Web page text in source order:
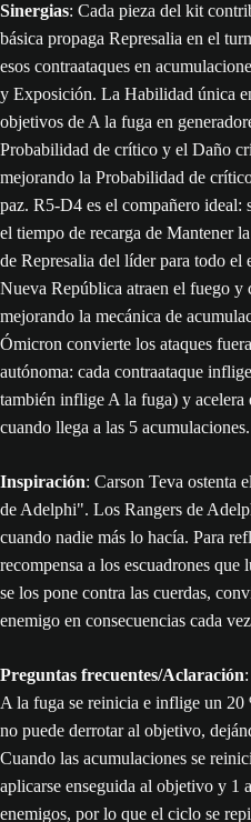
Sinergias: Cada pieza del kit
básica propaga Represalia en el
esos contraataques en
y Exposición. La Habilidad única
objetivos de A la fuga en
Probabilidad de crítico y el Daño
mejorando la Probabilidad de
paz. R5-D4 es el compañero ideal:
el tiempo de recarga de Mantener
de Represalia del líder para todo el
Nueva República atraen el fuego y
mejorando la mecánica de
Ómicron convierte los ataques
autónoma: cada contraataque
también inflige A la fuga) y
cuando llega a las 5 acumulaciones.
Inspiración: Carson Teva ostenta
de Adelphi". Los Rangers de
cuando nadie más lo hacía. Para
recompensa a los escuadrones
se los pone contra las cuerdas,
enemigo en consecuencias cada
Preguntas frecuentes/Aclaración
A la fuga se reinicia e inflige un 20
no puede derrotar al objetivo,
Cuando las acumulaciones se
aplicarse enseguida al objetivo y 1
enemigos, por lo que el ciclo se